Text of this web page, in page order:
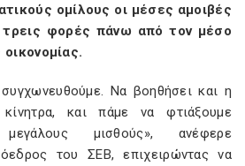
ομίλους οι μέσες αμοιβές
τρεις φορές πάνω από τον μέσο
Να βοηθήσει και η
και πάμε να φτιάξουμε
μισθούς», ανέφερε
του ΣΕΒ, επιχειρώντας να